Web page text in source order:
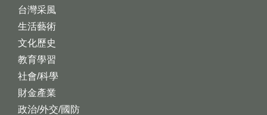
台灣采風
生活藝術
文化歷史
教育學習
社會/科學
財金產業
政治/外交/國防